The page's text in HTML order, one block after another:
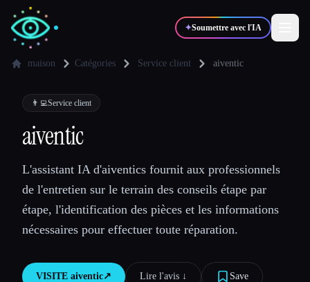
✦Soumettre avec l'IA
✍️Auteurs
💻
🎓 Étudiants 🎬Créateurs
Blog
maison Catégories Service client aiventic
👨‍💻Service client
aiventic
L'assistant IA d'aiventics fournit aux professionnels
de l'entretien sur le terrain des conseils étape par
étape, l'identification des pièces et les informations
nécessaires pour effectuer toute réparation.
VISITE aiventic↗︎ Lire l'avis ↓︎ Save